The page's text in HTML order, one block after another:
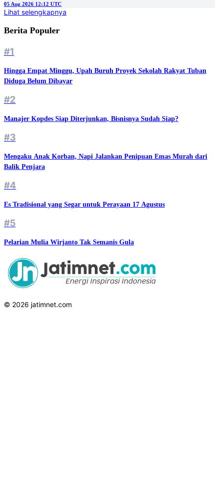
05 Aug 2026 12:12 UTC
Lihat selengkapnya
Berita Populer
#1
Hingga Empat Minggu, Upah Buruh Proyek Sekolah Rakyat Tuban
Diduga Belum Dibayar
#2
Manajer Kopdes Siap Diterjunkan, Bisnisnya Sudah Siap?
#3
Mengaku Anak Korban, Napi Jalankan Penipuan Emas Murah dari
Balik Penjara
#4
Es Tradisional yang Segar untuk Perayaan 17 Agustus
#5
Pelarian Mulia Wirjanto Tak Semanis Gula
© 2026 jatimnet.com